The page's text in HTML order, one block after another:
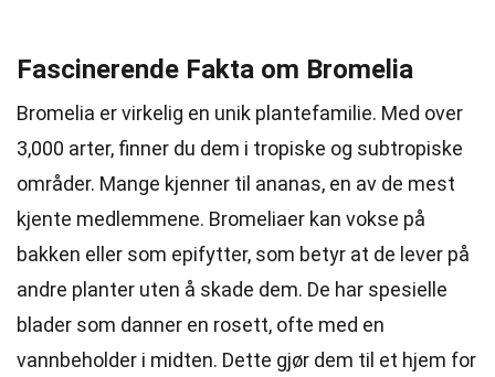
Fascinerende Fakta om Bromelia
Bromelia er virkelig en unik plantefamilie. Med over
3,000 arter, finner du dem i tropiske og subtropiske
områder. Mange kjenner til ananas, en av de mest
kjente medlemmene. Bromeliaer kan vokse på
bakken eller som epifytter, som betyr at de lever på
andre planter uten å skade dem. De har spesielle
blader som danner en rosett, ofte med en
vannbeholder i midten. Dette gjør dem til et hjem for